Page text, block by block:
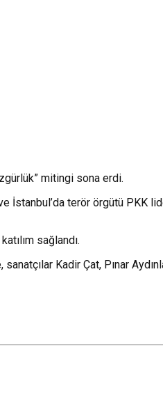
mitingi sona erdi.
İstanbul’da terör örgütü PKK
sağlandı.
Kadir Çat, Pınar